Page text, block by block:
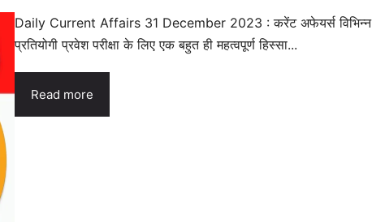
Daily Current Affairs 31 December 2023 : करेंट अफेयर्स विभिन्न
प्रतियोगी प्रवेश परीक्षा के लिए एक बहुत ही महत्वपूर्ण हिस्सा...
Read more